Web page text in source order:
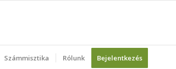
Számmisztika Rólunk Bejelentkezés